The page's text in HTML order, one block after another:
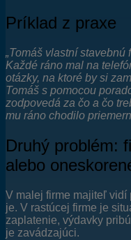
Príklad z praxe
„Tomáš vlastní
Každé ráno mal na
otázky, na ktoré by si
Tomáš s pomocou
zodpovedá za čo a čo
mu ráno chodilo
Druhý problém:
alebo
V malej firme majiteľ vidí
je. V rastúcej firme je
zaplatenie, výdavky
je zavádzajúci.